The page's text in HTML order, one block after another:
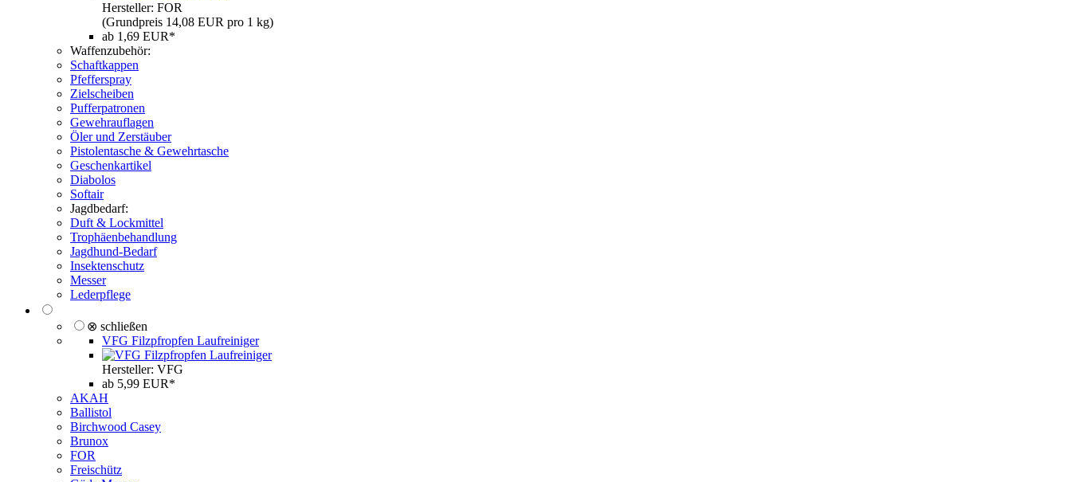
Hersteller: FOR
(Grundpreis 14,08 EUR pro 1 kg)
ab 1,69 EUR*
Waffenzubehör:
Schaftkappen
Pfefferspray
Zielscheiben
Pufferpatronen
Gewehrauflagen
Öler und Zerstäuber
Pistolentasche & Gewehrtasche
Geschenkartikel
Diabolos
Softair
Jagdbedarf:
Duft & Lockmittel
Trophäenbehandlung
Jagdhund-Bedarf
Insektenschutz
Messer
Lederpflege
⊗ schließen
VFG Filzpfropfen Laufreiniger
Hersteller: VFG
ab 5,99 EUR*
AKAH
Ballistol
Birchwood Casey
Brunox
FOR
Freischütz